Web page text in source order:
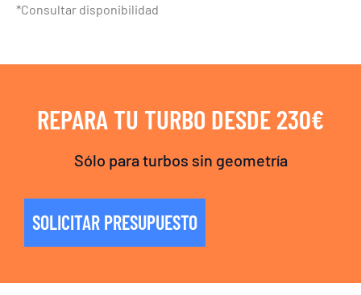
*Consultar disponibilidad
REPARA TU TURBO DESDE 230€
Sólo para turbos sin geometría
SOLICITAR PRESUPUESTO